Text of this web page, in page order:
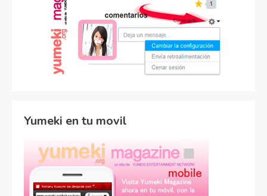
Yumeki en tu movil